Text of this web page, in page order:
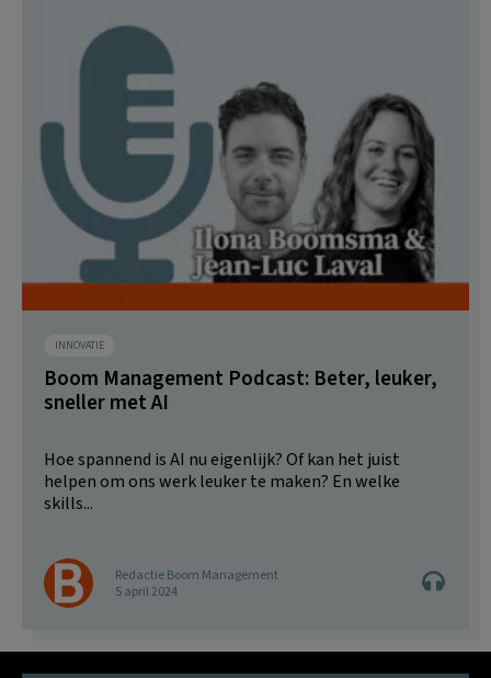
INNOVATIE
Boom Management Podcast: Beter, leuker,
sneller met AI
Hoe spannend is AI nu eigenlijk? Of kan het juist
helpen om ons werk leuker te maken? En welke
skills...
Redactie Boom Management
5 april 2024